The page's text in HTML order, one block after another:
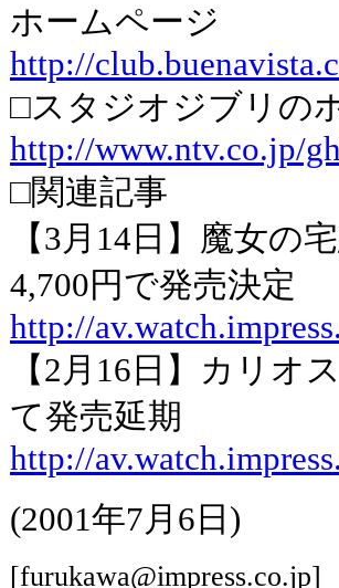
ホームページ
http://
□スタジオジブリの
http://www.ntv.co.jp/
□関連記事
【3月14日】魔女の
4,700円で発売決定
http://
【2月16日】カリオ
て発売延期
http://
(2001年7月6日)
[furukawa@impress.co.jp]